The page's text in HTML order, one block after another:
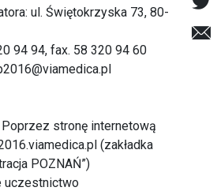
ul. Świętokrzyska 73, 80-
94 94, fax. 58 320 94 60
stronę internetową
(zakładka
POZNAŃ”)
uczestnictwo